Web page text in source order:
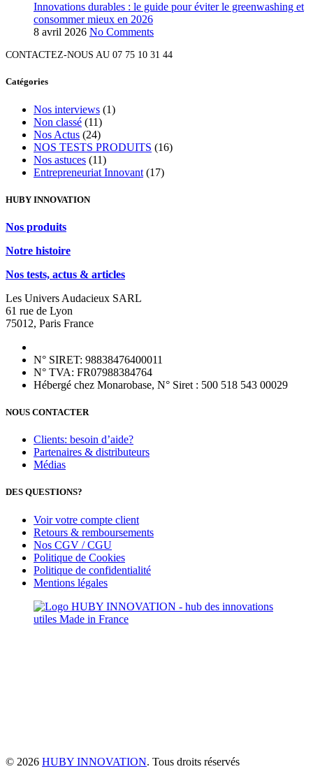
Innovations durables : le guide pour éviter le greenwashing et
consommer mieux en 2026
8 avril 2026 No Comments
CONTACTEZ-NOUS AU 07 75 10 31 44
Catégories
Nos interviews (1)
Non classé (11)
Nos Actus (24)
NOS TESTS PRODUITS (16)
Nos astuces (11)
Entrepreneuriat Innovant (17)
HUBY INNOVATION
Nos produits
Notre histoire
Nos tests, actus & articles
Les Univers Audacieux SARL
61 rue de Lyon
75012, Paris France
N° SIRET: 98838476400011
N° TVA: FR07988384764
Hébergé chez Monarobase, N° Siret : 500 518 543 00029
NOUS CONTACTER
Clients: besoin d’aide?
Partenaires & distributeurs
Médias
DES QUESTIONS?
Voir votre compte client
Retours & remboursements
Nos CGV / CGU
Politique de Cookies
Politique de confidentialité
Mentions légales
© 2026 HUBY INNOVATION. Tous droits réservés